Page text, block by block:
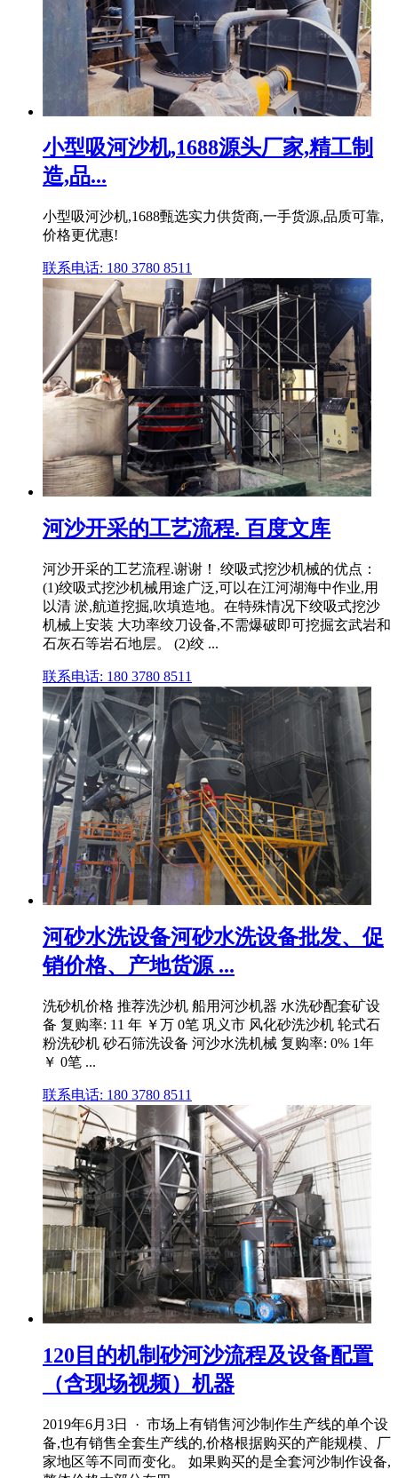
小型吸河沙机,1688源头厂家,精工制
造,品...
小型吸河沙机,1688甄选实力供货商,一手货源,品质可靠,
价格更优惠!
联系电话: 180 3780 8511
河沙开采的工艺流程. 百度文库
河沙开采的工艺流程.谢谢！ 绞吸式挖沙机械的优点：
(1)绞吸式挖沙机械用途广泛,可以在江河湖海中作业,用
以清 淤,航道挖掘,吹填造地。在特殊情况下绞吸式挖沙
机械上安装 大功率绞刀设备,不需爆破即可挖掘玄武岩和
石灰石等岩石地层。 (2)绞 ...
联系电话: 180 3780 8511
河砂水洗设备河砂水洗设备批发、促
销价格、产地货源 ...
洗砂机价格 推荐洗沙机 船用河沙机器 水洗砂配套矿设
备 复购率: 11 年 ￥万 0笔 巩义市 风化砂洗沙机 轮式石
粉洗砂机 砂石筛洗设备 河沙水洗机械 复购率: 0% 1年
￥ 0笔 ...
联系电话: 180 3780 8511
120目的机制砂河沙流程及设备配置
（含现场视频）机器
2019年6月3日 · 市场上有销售河沙制作生产线的单个设
备,也有销售全套生产线的,价格根据购买的产能规模、厂
家地区等不同而变化。 如果购买的是全套河沙制作设备,